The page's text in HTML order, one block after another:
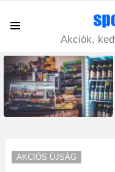
Akciók,
LATEST
STORIES
AKCIÓS ÚJSÁG